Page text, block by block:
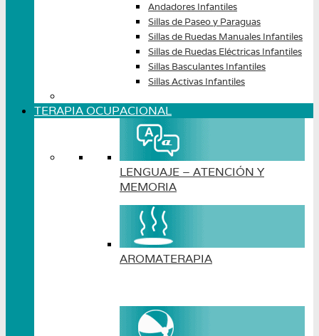
Andadores Infantiles
Sillas de Paseo y Paraguas
Sillas de Ruedas Manuales Infantiles
Sillas de Ruedas Eléctricas Infantiles
Sillas Basculantes Infantiles
Sillas Activas Infantiles
TERAPIA OCUPACIONAL
LENGUAJE – ATENCIÓN Y
MEMORIA
AROMATERAPIA